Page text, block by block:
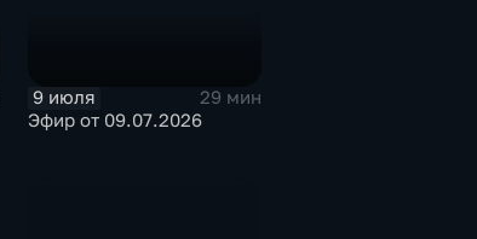
9 июля
29 мин
Эфир от 09.07.2026